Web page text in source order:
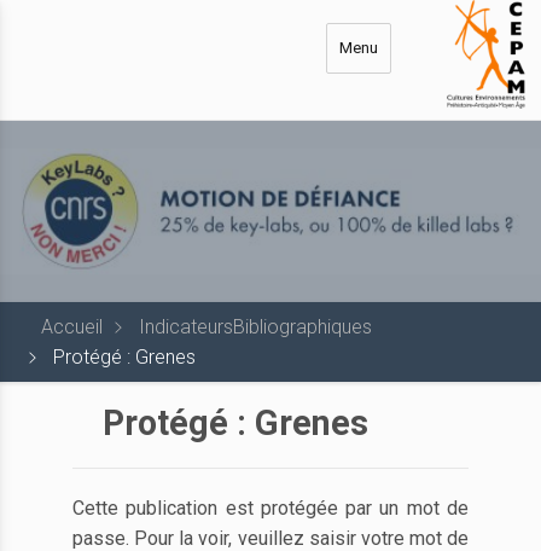
Menu
Accueil
IndicateursBibliographiques
Protégé : Grenes
Protégé : Grenes
Cette publication est protégée par un mot de
passe. Pour la voir, veuillez saisir votre mot de